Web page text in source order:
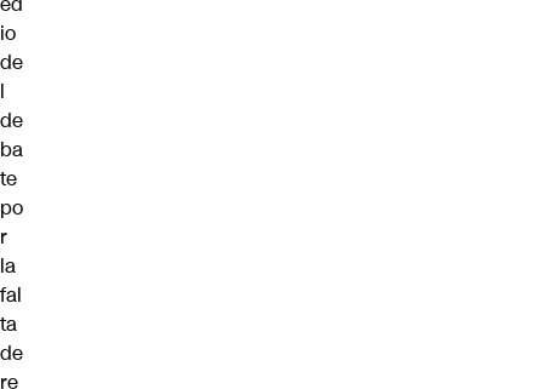
io
de
l
de
ba
te
po
r
la
fal
ta
de
re